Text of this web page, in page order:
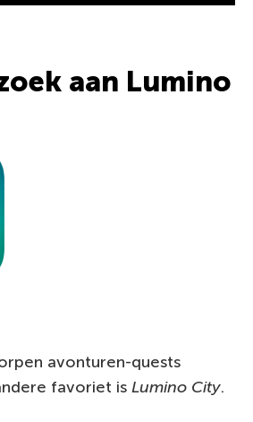
aan Lumino
avonturen-quests
favoriet is Lumino City.